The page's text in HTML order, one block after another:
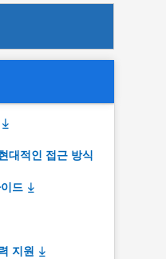
대적인 접근 방식
드
지원